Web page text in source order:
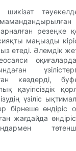
резеңке
маңызды
етеді. Әлемдік
көздерді,
қауіпсіздік
үзіліс
бірнеше
жағдайда